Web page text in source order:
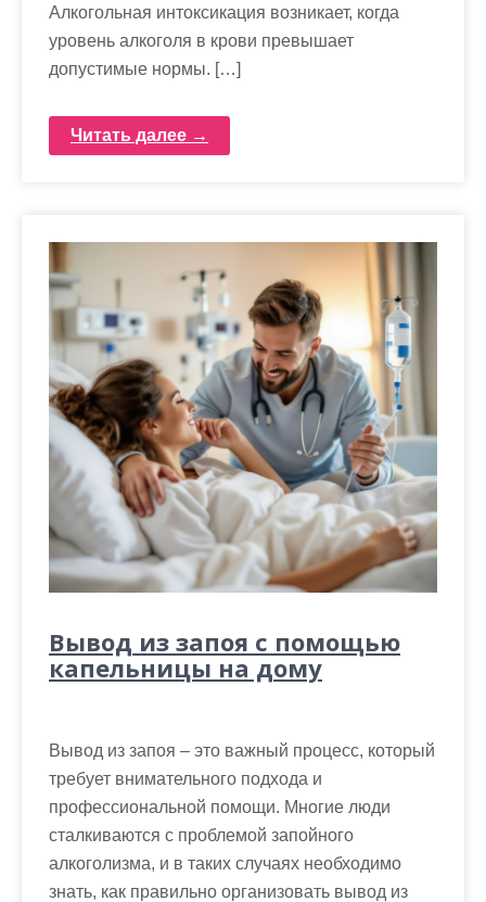
Алкогольная интоксикация возникает, когда
уровень алкоголя в крови превышает
допустимые нормы. […]
Читать далее →
Вывод из запоя с помощью
капельницы на дому
Вывод из запоя – это важный процесс, который
требует внимательного подхода и
профессиональной помощи. Многие люди
сталкиваются с проблемой запойного
алкоголизма, и в таких случаях необходимо
знать, как правильно организовать вывод из